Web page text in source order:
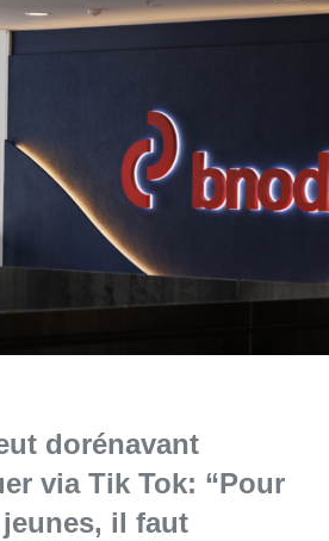
dorénavant
via Tik Tok: “Pour
il faut